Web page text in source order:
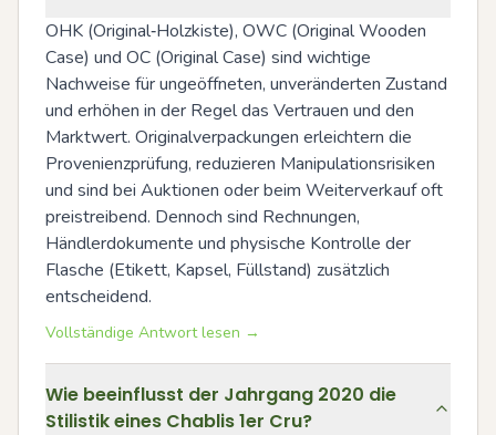
OHK (Original‑Holzkiste), OWC (Original Wooden
Case) und OC (Original Case) sind wichtige
Nachweise für ungeöffneten, unveränderten Zustand
und erhöhen in der Regel das Vertrauen und den
Marktwert. Originalverpackungen erleichtern die
Provenienzprüfung, reduzieren Manipulationsrisiken
und sind bei Auktionen oder beim Weiterverkauf oft
preistreibend. Dennoch sind Rechnungen,
Händlerdokumente und physische Kontrolle der
Flasche (Etikett, Kapsel, Füllstand) zusätzlich
entscheidend.
Vollständige Antwort lesen →
Wie beeinflusst der Jahrgang 2020 die
Stilistik eines Chablis 1er Cru?